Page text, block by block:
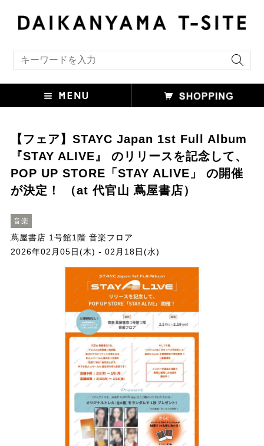
【フェア】STAYC Japan 1st Full Album
『STAY ALIVE』 のリリースを記念して、
POP UP STORE「STAY ALIVE」 の開催
が決定！ （at 代官山 蔦屋書店）
音楽
蔦屋書店 1号館1階 音楽フロア
2026年02月05日(木) - 02月18日(水)